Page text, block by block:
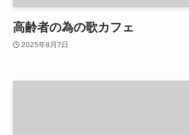
高齢者の為の歌カフェ
2025年8月7日